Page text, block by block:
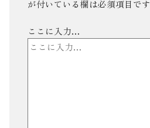
が付いている欄は必須項目です
ここに入力…